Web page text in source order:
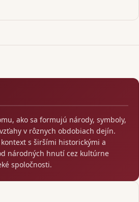
ako sa formujú národy, symboly,
v rôznych obdobiach dejín.
s širšími historickými a
národných hnutí cez kultúrne
spoločnosti.